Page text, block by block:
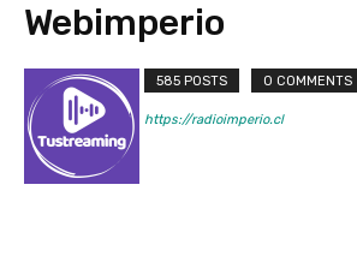
Webimperio
585 POSTS 0 COMMENTS
https://radioimperio.cl